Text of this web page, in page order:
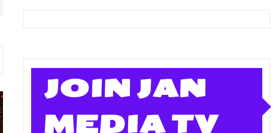
JOIN JAN
MEDIA TV